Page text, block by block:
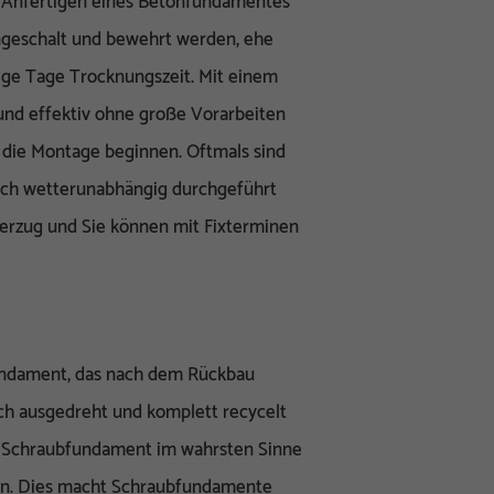
und bewehrt werden, ehe
Tage Trocknungszeit. Mit einem
effektiv ohne große Vorarbeiten
Montage beginnen. Oftmals sind
wetterunabhängig durchgeführt
und Sie können mit Fixterminen
das nach dem Rückbau
ausgedreht und komplett recycelt
im wahrsten Sinne
Dies macht Schraubfundamente